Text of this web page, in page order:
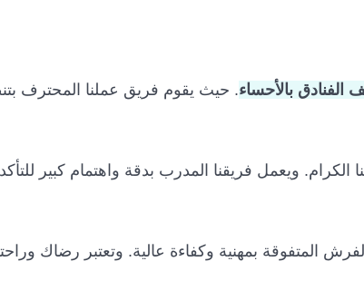
بالأحساء. حيث يقوم فريق عملنا المحترف
ويعمل فريقنا المدرب بدقة واهتمام كبير
المتفوقة بمهنية وكفاءة عالية. وتعتبر رضاك